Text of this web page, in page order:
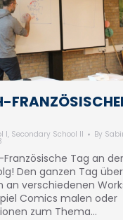
I, Secondary School II By
Tag an der
Den ganzen Tag
an verschiedenen
Comics malen oder
zum Thema…